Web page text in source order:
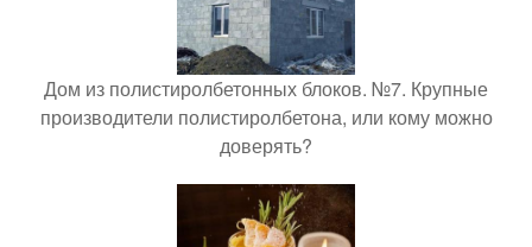
Дом из полистиролбетонных блоков. №7. Крупные
производители полистиролбетона, или кому можно
доверять?